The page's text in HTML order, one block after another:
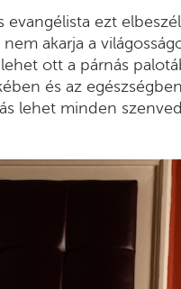
evangélista ezt
akarja a
ott a párnás
és az
lehet minden